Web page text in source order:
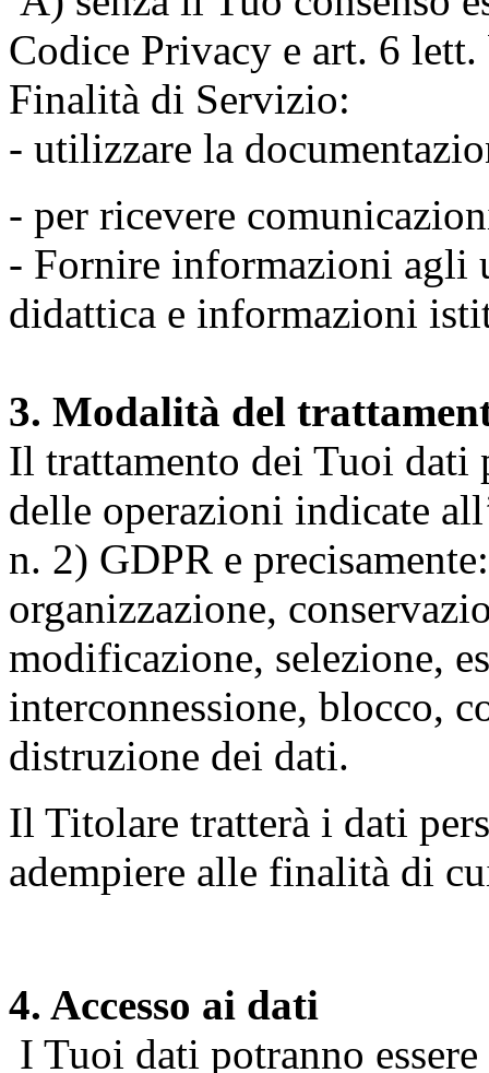
Codice Privacy e art. 6
Finalità di Servizio:
- utilizzare la
- per ricevere
- Fornire informazioni agli
didattica e informazioni
3. Modalità del
Il trattamento dei Tuoi dati
delle operazioni indicate
n. 2) GDPR e
organizzazione,
modificazione, selezione,
interconnessione, blocco,
distruzione dei dati.
Il Titolare tratterà i dati
adempiere alle finalità di
4. Accesso ai dati
I Tuoi dati potranno